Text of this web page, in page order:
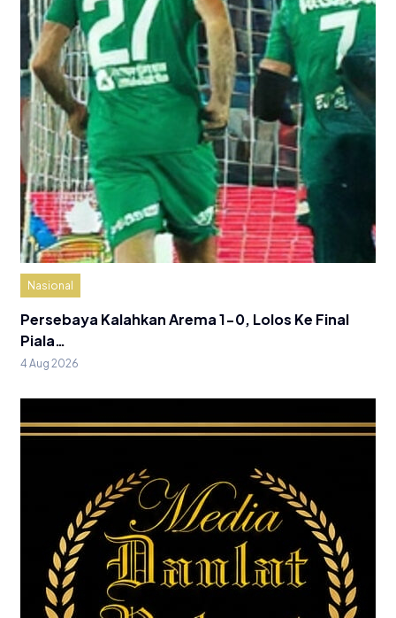
Nasional
Persebaya Kalahkan Arema 1-0, Lolos Ke Final
Piala…
4 Aug 2026